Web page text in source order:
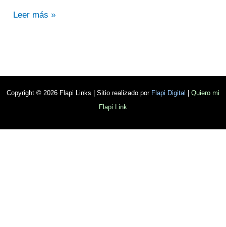
Leer más »
Copyright © 2026 Flapi Links | Sitio realizado por Flapi Digital
Quiero mi
Flapi Link